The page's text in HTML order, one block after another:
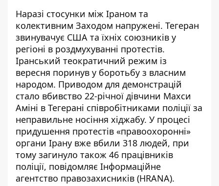
Наразі стосунки між Іраном та
колективним Заходом напружені. Тегеран
звинувачує США та їхніх союзників у
регіоні в роздмухуванні протестів.
Іранський теократичний режим із
вересня поринув у боротьбу з власним
народом. Приводом для демонстрацій
стало вбивство 22-річної дівчини Махси
Аміні в Тегерані співробітниками поліції за
неправильне носіння хіджабу. У процесі
придушення протестів «правоохоронні»
органи Ірану вже вбили 318 людей, при
тому загинуло також 46 працівників
поліції, повідомляє Інформаційне
агентство правозахисників (HRANA).